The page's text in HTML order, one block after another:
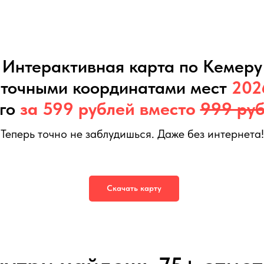
Интерактивная карта по Кемеру
координатами мест
за 599 рублей вместо999
Теперь точно не заблудишься. Даже без интернета!
Скачать карту